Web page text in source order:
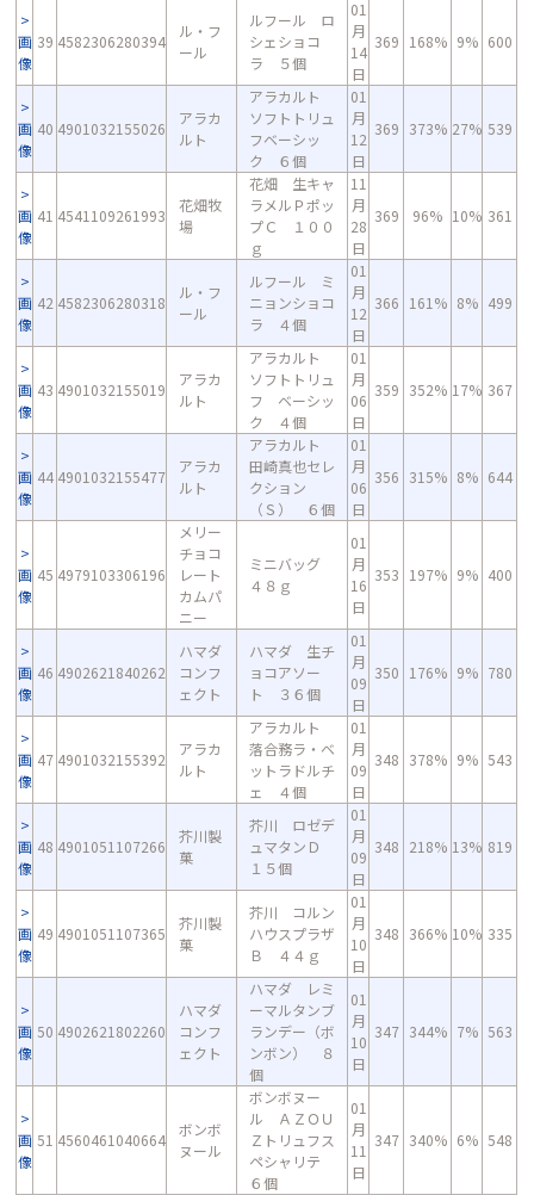
画
像
39 4582306280394
ル・フ
ール
ルフール ロ
シェショコ
ラ ５個
01
月
14
日
369 168% 9% 600
画
像
40 4901032155026
アラカ
ルト
アラカルト
ソフトトリュ
フベーシッ
ク ６個
01
月
12
日
369 373% 27% 539
画
像
41 4541109261993
花畑牧
場
花畑 生キャ
ラメルＰポッ
プＣ １００
ｇ
11
月
28
日
369 96% 10% 361
画
像
42 4582306280318
ル・フ
ール
ルフール ミ
ニョンショコ
ラ ４個
01
月
12
日
366 161% 8% 499
画
像
43 4901032155019
アラカ
ルト
アラカルト
ソフトトリュ
フ ベーシッ
ク ４個
01
月
06
日
359 352% 17% 367
画
像
44 4901032155477
アラカ
ルト
アラカルト
田崎真也セレ
クション
（Ｓ） ６個
01
月
06
日
356 315% 8% 644
画
像
45 4979103306196
メリー
チョコ
レート
カムパ
ニー
ミニバッグ
４８ｇ
01
月
16
日
353 197% 9% 400
画
像
46 4902621840262
ハマダ
コンフ
ェクト
ハマダ 生チ
ョコアソー
ト ３６個
01
月
09
日
350 176% 9% 780
画
像
47 4901032155392
アラカ
ルト
アラカルト
落合務ラ・ベ
ットラドルチ
ェ ４個
01
月
09
日
348 378% 9% 543
画
像
48 4901051107266
芥川製
菓
芥川 ロゼデ
ュマタンＤ
１５個
01
月
09
日
348 218% 13% 819
画
像
49 4901051107365
芥川製
菓
芥川 コルン
ハウスプラザ
Ｂ ４４ｇ
01
月
10
日
348 366% 10% 335
画
像
50 4902621802260
ハマダ
コンフ
ェクト
ハマダ レミ
ーマルタンブ
ランデー（ボ
ンボン） ８
個
01
月
10
日
347 344% 7% 563
画
像
51 4560461040664
ボンボ
ヌール
ボンボヌー
ル ＡＺＯＵ
Ｚトリュフス
ペシャリテ
６個
01
月
11
日
347 340% 6% 548